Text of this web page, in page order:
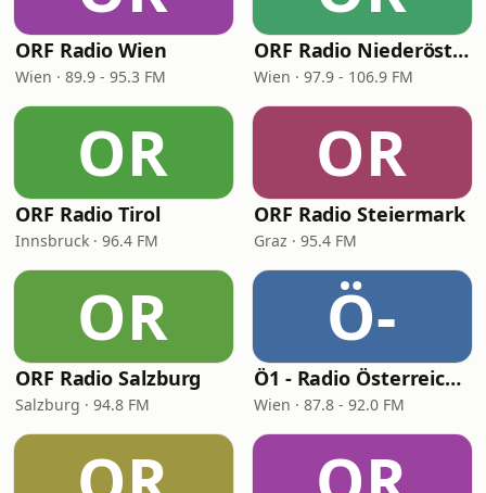
ORF Radio Wien
Wien · 89.9 - 95.3 FM
ORF Radio Niederösterreich
Wien · 97.9 - 106.9 FM
OR
ORF Radio Tirol
Innsbruck · 96.4 FM
OR
ORF Radio Steiermark
Graz · 95.4 FM
OR
ORF Radio Salzburg
Salzburg · 94.8 FM
Ö-
Ö1 - Radio Österreich 1
Wien · 87.8 - 92.0 FM